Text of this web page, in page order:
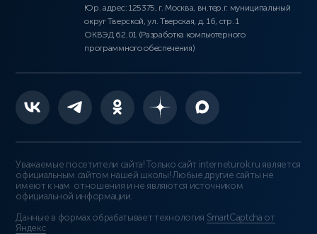
Юр. адрес: 125375, г. Москва, вн.тер.г. муниципальный
округ Тверской, ул. Тверская, д. 16, стр. 1
ОКВЭД 62.01 (Разработка компьютерного
программного обеспечения)
Уважаемые посетители сайта! Только сайт interneturok.ru является
официальным сайтом нашей школы! Любые другие сайты не
имеют к нам отношения и не являются источником
официальной информации.
Данные в формах обрабатывает технология SmartCaptcha от
Яндекс